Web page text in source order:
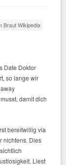
Braut Wikipedia
Date Doktor
so lange wir
damit dich
bereitwillig via
nichtens. Dies
Liest